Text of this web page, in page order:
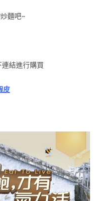
麵吧~
結進行購買
皮